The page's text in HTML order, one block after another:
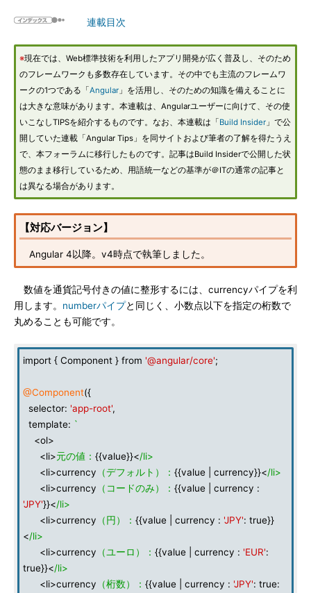
連載目次
※現在では、Web標準技術を利用したアプリ開発が広く普及し、そのため
のフレームワークも多数存在しています。その中でも主流のフレームワ
ークの1つである「 Angular 」を活用し、そのための知識を備えることに
は大きな意味があります。本連載は、Angularユーザーに向けて、その使
いこなしTIPSを紹介するものです。なお、本連載は「 Build Insider 」で公
開していた連載「Angular Tips」を同サイトおよび筆者の了解を得たうえ
で、本フォーラムに移行したものです。記事はBuild Insiderで公開した状
態のまま移行しているため、用語統一などの基準が＠ITの通常の記事と
は異なる場合があります。
【対応バージョン】
Angular 4以降。v4時点で執筆しました。
数値を通貨記号付きの値に整形するには、currencyパイプを利
用します。 numberパイプと同じく、小数点以下を指定の桁数で
丸めることも可能です。
import { Component } from '@angular/core';
@Component({
selector: 'app-root',
template: `
<ol>
<li>元の値： {{value}}</li>
<li>currency （デフォルト）： {{value | currency}}</li>
<li>currency （コードのみ）： {{value | currency :
'JPY'}}</li>
<li>currency （円）： {{value | currency : 'JPY': true}}
</li>
<li>currency （ユーロ）： {{value | currency : 'EUR':
true}}</li>
<li>currency （桁数）： {{value | currency : 'JPY': true: